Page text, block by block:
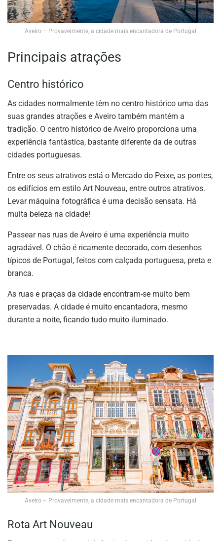
Aveiro – Provavelmente, a cidade mais encantadora de Portugal
Principais atrações
Centro histórico
As cidades normalmente têm no centro histórico uma das
suas grandes atrações e Aveiro também mantém a
tradição. O centro histórico de Aveiro proporciona uma
experiência fantástica, bastante diferente da de outras
cidades portuguesas.
Entre os seus atrativos está o Mercado do Peixe, as pontes,
os edifícios em estilo Art Nouveau, entre outros atrativos.
Levar máquina fotográfica é uma decisão sensata. Há
muita beleza na cidade!
Passear nas ruas de Aveiro é uma experiência muito
agradável. O chão é ricamente decorado, com desenhos
típicos de Portugal, feitos com calçada portuguesa, preta e
branca.
As ruas e praças da cidade encontram-se muito bem
preservadas. A cidade é muito encantadora, mesmo
durante a noite, ficando tudo muito iluminado.
Aveiro – Provavelmente, a cidade mais encantadora de Portugal
Rota Art Nouveau